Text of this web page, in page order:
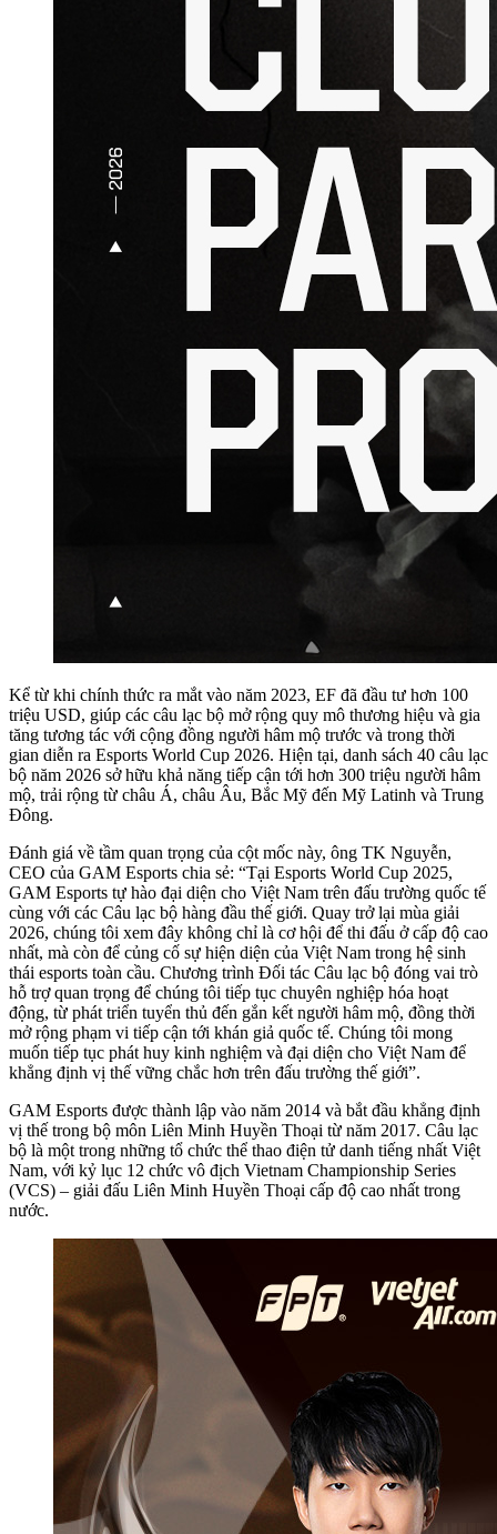
Kể từ khi chính thức ra mắt vào năm 2023, EF đã đầu tư hơn 100
triệu USD, giúp các câu lạc bộ mở rộng quy mô thương hiệu và gia
tăng tương tác với cộng đồng người hâm mộ trước và trong thời
gian diễn ra Esports World Cup 2026. Hiện tại, danh sách 40 câu lạc
bộ năm 2026 sở hữu khả năng tiếp cận tới hơn 300 triệu người hâm
mộ, trải rộng từ châu Á, châu Âu, Bắc Mỹ đến Mỹ Latinh và Trung
Đông.
Đánh giá về tầm quan trọng của cột mốc này, ông TK Nguyễn,
CEO của GAM Esports chia sẻ: “Tại Esports World Cup 2025,
GAM Esports tự hào đại diện cho Việt Nam trên đấu trường quốc tế
cùng với các Câu lạc bộ hàng đầu thế giới. Quay trở lại mùa giải
2026, chúng tôi xem đây không chỉ là cơ hội để thi đấu ở cấp độ cao
nhất, mà còn để củng cố sự hiện diện của Việt Nam trong hệ sinh
thái esports toàn cầu. Chương trình Đối tác Câu lạc bộ đóng vai trò
hỗ trợ quan trọng để chúng tôi tiếp tục chuyên nghiệp hóa hoạt
động, từ phát triển tuyển thủ đến gắn kết người hâm mộ, đồng thời
mở rộng phạm vi tiếp cận tới khán giả quốc tế. Chúng tôi mong
muốn tiếp tục phát huy kinh nghiệm và đại diện cho Việt Nam để
khẳng định vị thế vững chắc hơn trên đấu trường thế giới”.
GAM Esports được thành lập vào năm 2014 và bắt đầu khẳng định
vị thế trong bộ môn Liên Minh Huyền Thoại từ năm 2017. Câu lạc
bộ là một trong những tổ chức thể thao điện tử danh tiếng nhất Việt
Nam, với kỷ lục 12 chức vô địch Vietnam Championship Series
(VCS) – giải đấu Liên Minh Huyền Thoại cấp độ cao nhất trong
nước.